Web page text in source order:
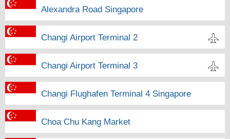
Alexandra Road Singapore
Changi Airport Terminal 2
Changi Airport Terminal 3
Changi Flughafen Terminal 4 Singapore
Choa Chu Kang Market